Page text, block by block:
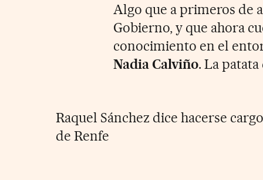
Algo que a primeros de
Gobierno, y que ahora
conocimiento en el
Nadia Calviño. La
Raquel Sánchez dice hacerse
de Renfe